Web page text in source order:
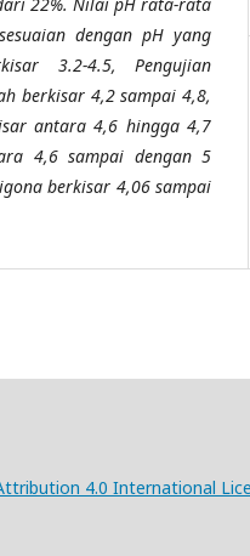
dengan pH yang
3.2-4.5,Pengujian
berkisar 4,2 sampai 4,8,
antara 4,6 hingga 4,7
4,6 sampai dengan 5
berkisar 4,06 sampai
4.0 International